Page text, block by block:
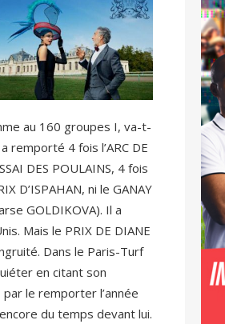
au 160 groupes I, va-t-
remporté 4 fois l’ARC DE
DES POULAINS, 4 fois
D’ISPAHAN, ni le GANAY
GOLDIKOVA). Il a
Mais le PRIX DE DIANE
Dans le Paris-Turf
en citant son
le remporter l’année
du temps devant lui.